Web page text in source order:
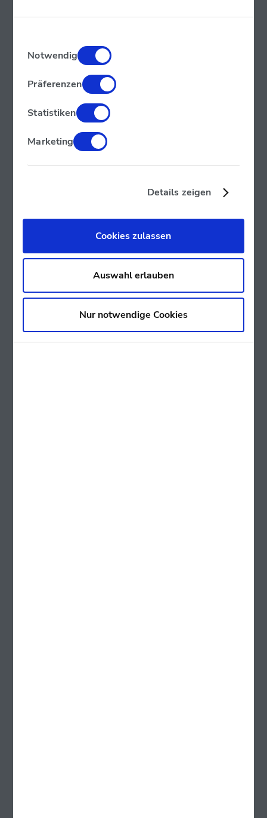
Einwilligungsauswahl
Notwendig
Präferenzen
Statistiken
Marketing
Details zeigen
Cookies zulassen
Auswahl erlauben
Nur notwendige Cookies